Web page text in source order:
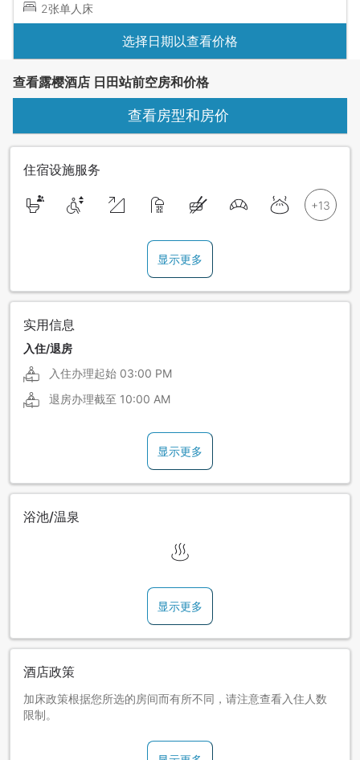
2张单人床
选择日期以查看价格
查看露樱酒店 日田站前空房和价格
查看房型和房价
住宿设施服务
显示更多
实用信息
入住/退房
入住办理起始 03:00 PM
退房办理截至 10:00 AM
显示更多
浴池/温泉
显示更多
酒店政策
加床政策根据您所选的房间而有所不同，请注意查看入住人数
限制。